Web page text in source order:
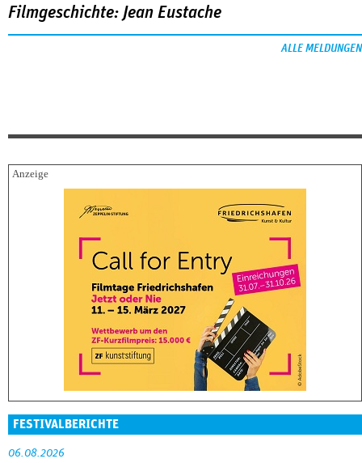
Filmgeschichte: Jean Eustache
ALLE MELDUNGEN
FESTIVALBERICHTE
06.08.2026